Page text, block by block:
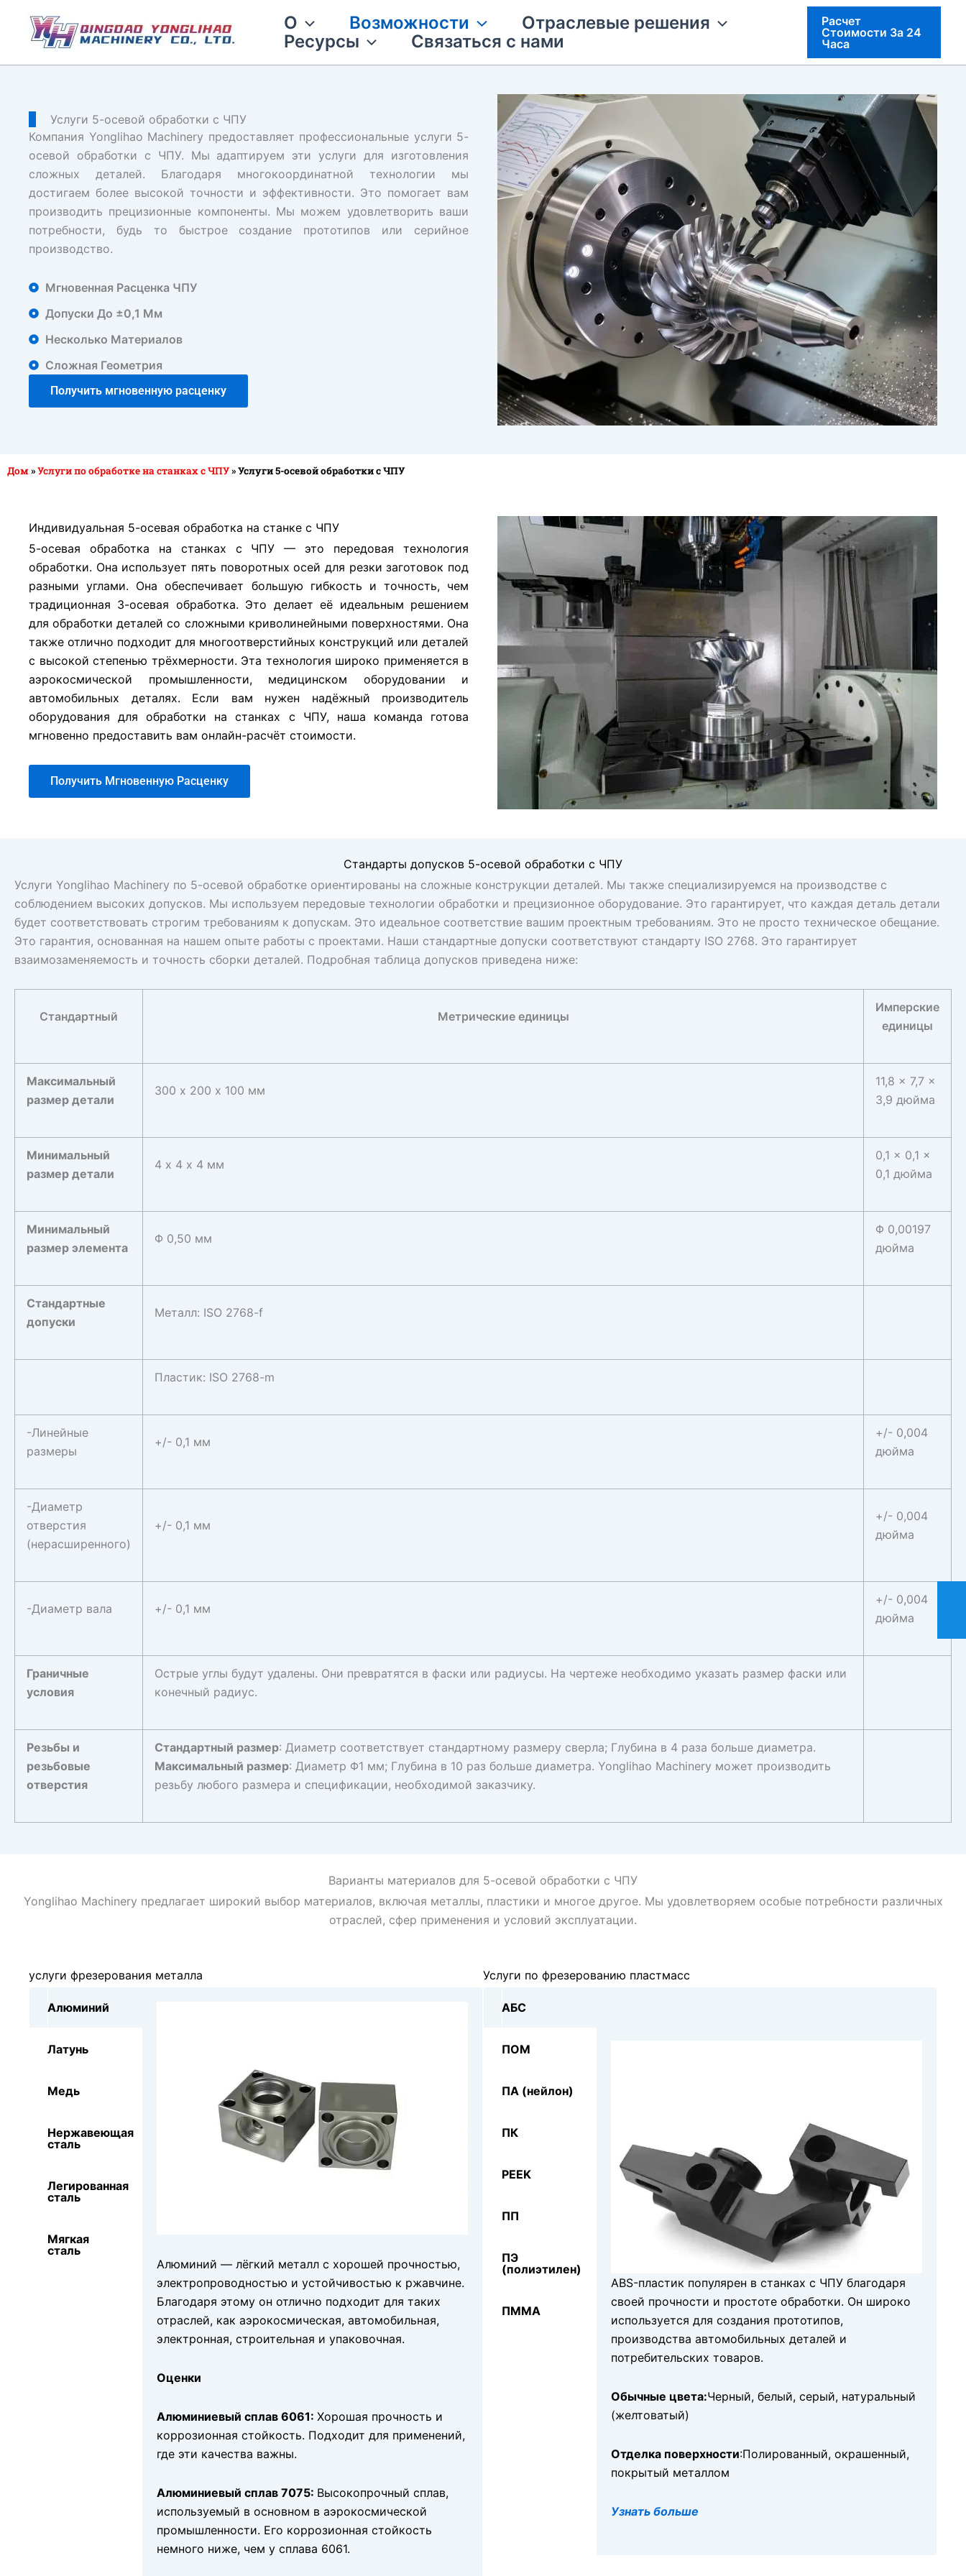
содержимому
О Возможности
Отраслевые решения
Ресурсы
Связаться с нами
Расчет
Стоимости За 24
Часа
Услуги 5-осевой обработки с ЧПУ
Компания Yonglihao Machinery предоставляет профессиональные услуги 5-
осевой обработки с ЧПУ. Мы адаптируем эти услуги для изготовления
сложных деталей. Благодаря многокоординатной технологии мы
достигаем более высокой точности и эффективности. Это помогает вам
производить прецизионные компоненты. Мы можем удовлетворить ваши
потребности, будь то быстрое создание прототипов или серийное
производство.
Мгновенная Расценка ЧПУ
Допуски До ±0,1 Мм
Несколько Материалов
Сложная Геометрия
Получить мгновенную расценку
Дом»Услуги по обработке на станках с ЧПУ»Услуги 5-осевой обработки с ЧПУ
Индивидуальная 5-осевая обработка на станке с ЧПУ
5-осевая обработка на станках с ЧПУ — это передовая технология
обработки. Она использует пять поворотных осей для резки заготовок под
разными углами. Она обеспечивает большую гибкость и точность, чем
традиционная 3-осевая обработка. Это делает её идеальным решением
для обработки деталей со сложными криволинейными поверхностями. Она
также отлично подходит для многоотверстийных конструкций или деталей
с высокой степенью трёхмерности. Эта технология широко применяется в
аэрокосмической промышленности, медицинском оборудовании и
автомобильных деталях. Если вам нужен надёжный производитель
оборудования для обработки на станках с ЧПУ, наша команда готова
мгновенно предоставить вам онлайн-расчёт стоимости.
Получить Мгновенную Расценку
Стандарты допусков 5-осевой обработки с ЧПУ
Услуги Yonglihao Machinery по 5-осевой обработке ориентированы на сложные конструкции деталей. Мы также специализируемся на производстве с
соблюдением высоких допусков. Мы используем передовые технологии обработки и прецизионное оборудование. Это гарантирует, что каждая деталь детали
будет соответствовать строгим требованиям к допускам. Это идеальное соответствие вашим проектным требованиям. Это не просто техническое обещание.
Это гарантия, основанная на нашем опыте работы с проектами. Наши стандартные допуски соответствуют стандарту ISO 2768. Это гарантирует
взаимозаменяемость и точность сборки деталей. Подробная таблица допусков приведена ниже:
Стандартный Метрические единицы
Имперские
единицы
Максимальный
размер детали
300 х 200 х 100 мм
11,8 × 7,7 ×
3,9 дюйма
Минимальный
размер детали
4 х 4 х 4 мм
0,1 × 0,1 ×
0,1 дюйма
Минимальный
размер элемента
Φ 0,50 мм
Φ 0,00197
дюйма
Стандартные
допуски
Металл: ISO 2768-f
Пластик: ISO 2768-m
-Линейные
размеры
+/- 0,1 мм
+/- 0,004
дюйма
-Диаметр
отверстия
(нерасширенного)
+/- 0,1 мм
+/- 0,004
дюйма
-Диаметр вала +/- 0,1 мм
+/- 0,004
дюйма
Граничные
условия
Острые углы будут удалены. Они превратятся в фаски или радиусы. На чертеже необходимо указать размер фаски или
конечный радиус.
Резьбы и
резьбовые
отверстия
Стандартный размер: Диаметр соответствует стандартному размеру сверла; Глубина в 4 раза больше диаметра.
Максимальный размер: Диаметр Φ1 мм; Глубина в 10 раз больше диаметра. Yonglihao Machinery может производить
резьбу любого размера и спецификации, необходимой заказчику.
Варианты материалов для 5-осевой обработки с ЧПУ
Yonglihao Machinery предлагает широкий выбор материалов, включая металлы, пластики и многое другое. Мы удовлетворяем особые потребности различных
отраслей, сфер применения и условий эксплуатации.
услуги фрезерования металла Услуги по фрезерованию пластмасс
Алюминий
Латунь
Медь
Нержавеющая
сталь
Легированная
сталь
Мягкая
сталь
Алюминий — лёгкий металл с хорошей прочностью,
электропроводностью и устойчивостью к ржавчине.
Благодаря этому он отлично подходит для таких
отраслей, как аэрокосмическая, автомобильная,
электронная, строительная и упаковочная.
Оценки
Алюминиевый сплав 6061: Хорошая прочность и
коррозионная стойкость. Подходит для применений,
где эти качества важны.
Алюминиевый сплав 7075: Высокопрочный сплав,
используемый в основном в аэрокосмической
промышленности. Его коррозионная стойкость
немного ниже, чем у сплава 6061.
АБС
ПОМ
ПА (нейлон)
ПК
PEEK
ПП
ПЭ
(полиэтилен)
ПММА
ABS-пластик популярен в станках с ЧПУ благодаря
своей прочности и простоте обработки. Он широко
используется для создания прототипов,
производства автомобильных деталей и
потребительских товаров.
Обычные цвета:Черный, белый, серый, натуральный
(желтоватый)
Отделка поверхности:Полированный, окрашенный,
покрытый металлом
Узнать больше